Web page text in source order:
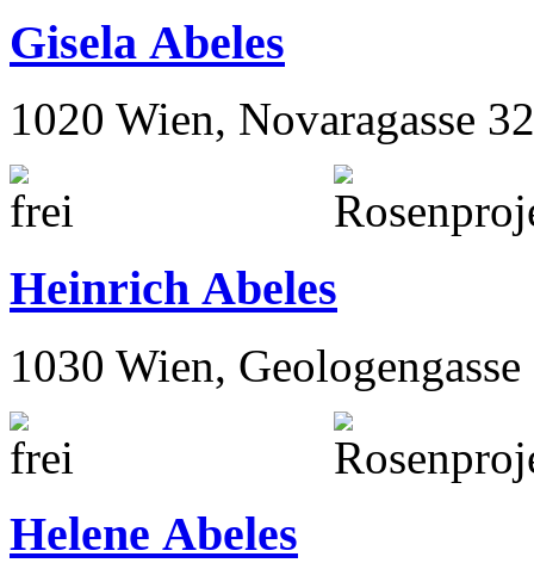
Gisela Abeles
1020 Wien, Novaragasse
Heinrich Abeles
1030 Wien,
Helene Abeles